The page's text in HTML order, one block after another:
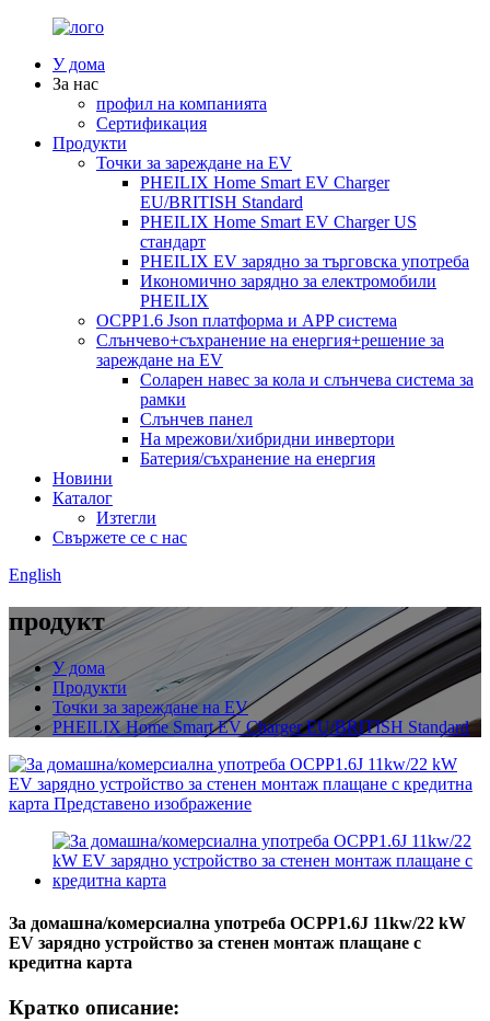
У дома
За нас
профил на компанията
Сертификация
Продукти
Точки за зареждане на EV
PHEILIX Home Smart EV Charger
EU/BRITISH Standard
PHEILIX Home Smart EV Charger US
стандарт
PHEILIX EV зарядно за търговска употреба
Икономично зарядно за електромобили
PHEILIX
OCPP1.6 Json платформа и APP система
Слънчево+съхранение на енергия+решение за
зареждане на EV
Соларен навес за кола и слънчева система за
рамки
Слънчев панел
На мрежови/хибридни инвертори
Батерия/съхранение на енергия
Новини
Каталог
Изтегли
Свържете се с нас
English
продукт
У дома
Продукти
Точки за зареждане на EV
PHEILIX Home Smart EV Charger EU/BRITISH Standard
За домашна/комерсиална употреба OCPP1.6J 11kw/22 kW
EV зарядно устройство за стенен монтаж плащане с
кредитна карта
Кратко описание: